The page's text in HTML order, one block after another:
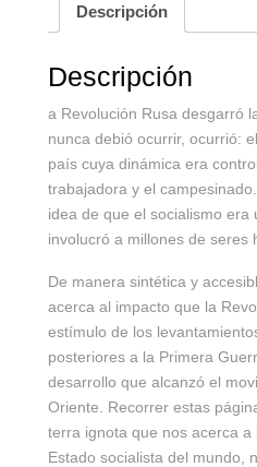
Descripción
Descripción
a Revolución Rusa desgarró
nunca debió ocurrir, ocurrió:
país cuya dinámica era
trabajadora y el
idea de que el socialismo era
involucró a millones de seres
De manera sintética y
acerca al impacto que la
estímulo de los
posteriores a la Primera
desarrollo que alcanzó el
Oriente. Recorrer estas
terra ignota que nos acerca a
Estado socialista del mundo,